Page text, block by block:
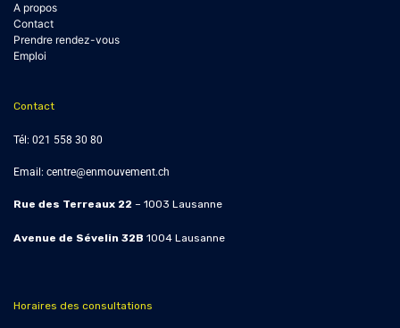
A propos
Contact
Prendre rendez-vous
Emploi
Contact
Tél: 021 558 30 80
Email: centre@enmouvement.ch
Rue des Terreaux 22 – 1003 Lausanne
Avenue de Sévelin 32B 1004 Lausanne
Horaires des consultations